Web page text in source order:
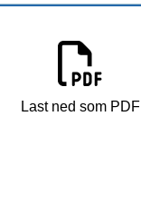
Last ned som PDF